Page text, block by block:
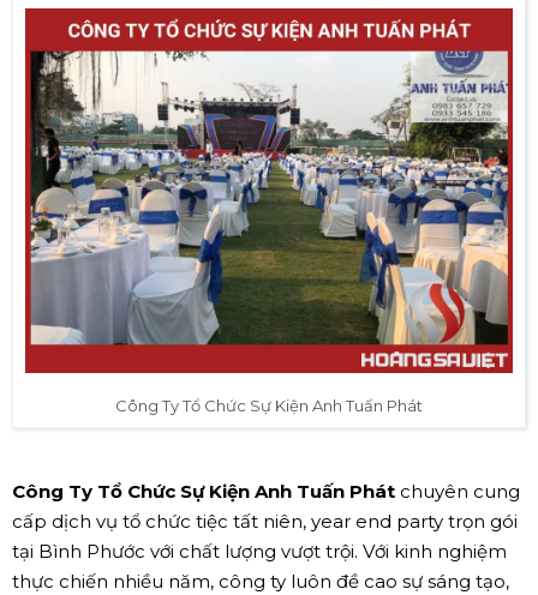
Công Ty Tổ Chức Sự Kiện Anh Tuấn Phát
Công Ty Tổ Chức Sự Kiện Anh Tuấn Phát chuyên cung
cấp dịch vụ tổ chức tiệc tất niên, year end party trọn gói
tại Bình Phước với chất lượng vượt trội. Với kinh nghiệm
thực chiến nhiều năm, công ty luôn đề cao sự sáng tạo,